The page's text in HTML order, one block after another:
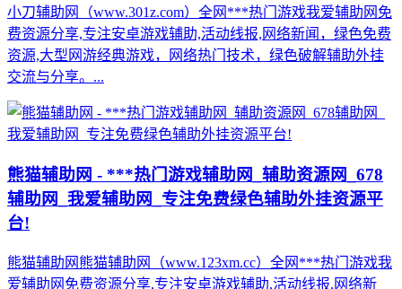
小刀辅助网（www.301z.com）全网***热门游戏我爱辅助网免
费资源分享,专注安卓游戏辅助,活动线报,网络新闻，绿色免费
资源,大型网游经典游戏，网络热门技术，绿色破解辅助外挂
交流与分享。...
熊猫辅助网 - ***热门游戏辅助网_辅助资源网_678
辅助网_我爱辅助网_专注免费绿色辅助外挂资源平
台!
熊猫辅助网熊猫辅助网（www.123xm.cc）全网***热门游戏我
爱辅助网免费资源分享,专注安卓游戏辅助,活动线报,网络新